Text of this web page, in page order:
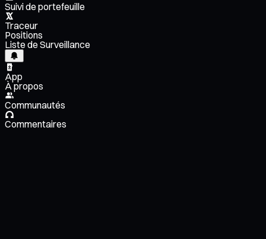
Suivi de portefeuille
Traceur
Positions
Liste de Surveillance
App
À propos
Communautés
Commentaires